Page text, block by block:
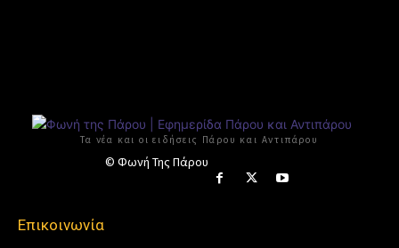
Τα νέα και οι ειδήσεις Πάρου και Αντιπάρου
© Φωνή Της Πάρου
Επικοινωνία